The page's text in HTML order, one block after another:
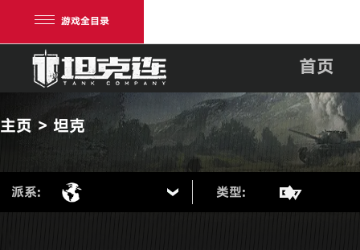
游戏全目录
首页
主页 > 坦克
派系: 类型: